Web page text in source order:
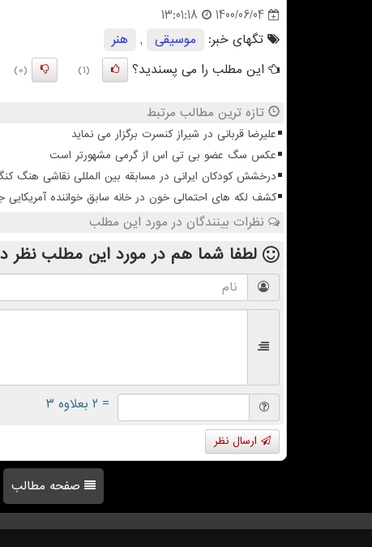
1400/06/04
13:01:18
تگهای خبر:
موسیقی ,
هنر
این مطلب را می پسندید؟
(1)
(0)
تازه ترین مطالب مرتبط
علیرضا قربانی در شیراز کنسرت برگزار می نماید
عکس سگ عضو بی تی اس از گرمی مشهورتر است
درخشش کودکان ایرانی در مسابقه بین المللی نقاشی هنگ
کشف لکه های احتمالی خون در خانه سابق خواننده آمریکایی
نظرات بینندگان در مورد این مطلب
لطفا شما هم در مورد این مطلب نظر
= ۲ بعلاوه ۳
ارسال نظر
صفحه مطالب